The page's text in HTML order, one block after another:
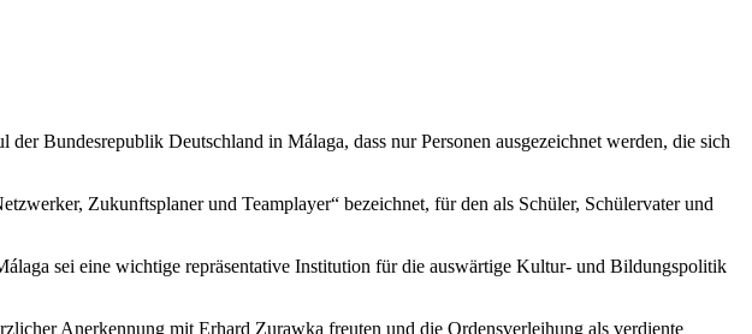
Bundesrepublik Deutschland in Málaga, dass nur Personen ausgezeichnet werden, die sich
Zukunftsplaner und Teamplayer“ bezeichnet, für den als Schüler, Schülervater und
sei eine wichtige repräsentative Institution für die auswärtige Kultur- und Bildungspolitik
Anerkennung mit Erhard Zurawka freuten und die Ordensverleihung als verdiente